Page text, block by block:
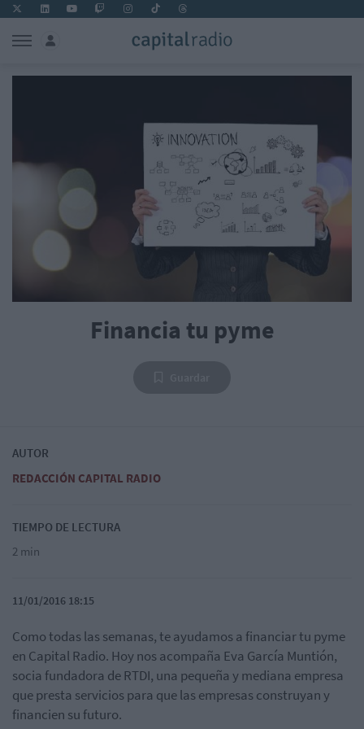
Financia tu pyme
AUTOR
REDACCIÓN CAPITAL RADIO
TIEMPO DE LECTURA
2 min
11/01/2016 18:15
Como todas las semanas, te ayudamos a financiar tu pyme
en Capital Radio. Hoy nos acompaña Eva García Muntión,
socia fundadora de RTDI, una pequeña y mediana empresa
que presta servicios para que las empresas construyan y
financien su futuro.